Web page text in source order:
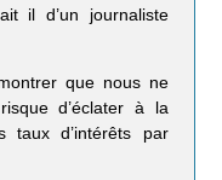
il d’un journaliste
que nous ne
d’éclater à la
taux d’intérêts par